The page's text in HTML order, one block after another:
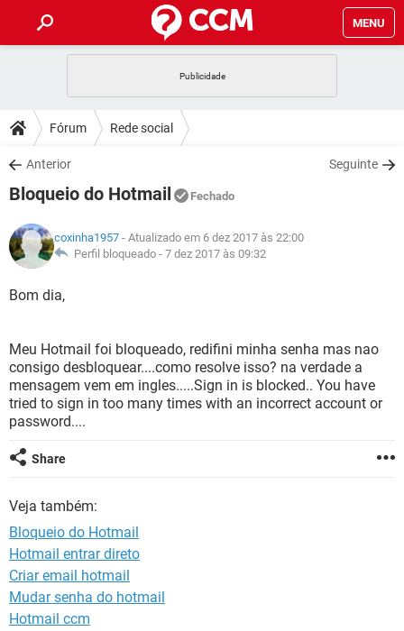
MENU
CELULAR
OUTLOOK
INSTAGRAM GMAIL
GUIA DE COMPRAS
DICAS
JOGOS
INSTAGRAM GMAIL
GUIA DE COMPRAS
DOWNLOADS
JOGOS WHATSAPP
CELULAR
OUTLOOK EXCEL
INSTAGRAM
FÓRUM
JOGOS WHATSAPP
CELULAR
OUTLOOK
GUIA DE COMPRAS
GLOSSÁRIO
JOGOS
OUTLOOK EXCEL
INSTAGRAM GMAIL
GUIA DE COMPRAS
Fórum Rede social
Anterior Seguinte
Bloqueio do Hotmail Fechado
coxinha1957 - Atualizado em 6 dez 2017 às 22:00
Perfil bloqueado - 7 dez 2017 às 09:32
Bom dia,
Meu Hotmail foi bloqueado, redifini minha senha mas nao
consigo desbloquear....como resolve isso? na verdade a
mensagem vem em ingles.....Sign in is blocked.. You have
tried to sign in too many times with an incorrect account or
password....
Share
Veja também:
Bloqueio do Hotmail
Hotmail entrar direto
Criar email hotmail
Mudar senha do hotmail
Hotmail ccm